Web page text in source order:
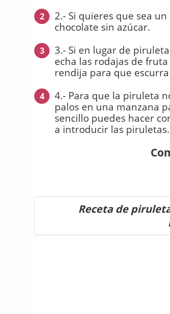
2
2.- Si quieres que sea
chocolate sin azúcar.
3
3.- Si en lugar de
echa las rodajas de
rendija para que escurra
4
4.- Para que la piruleta
palos en una manzana
sencillo puedes hacer
a introducir las piruletas.
Receta de